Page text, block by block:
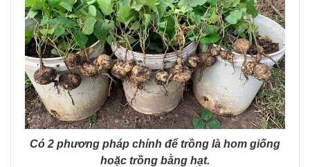
Có 2 phương pháp chính để trồng là hom giống
hoặc trồng bằng hạt.